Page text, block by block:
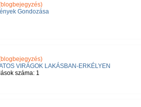
Gondozása
VIRÁGOK LAKÁSBAN-ERKÉLYEN
száma: 1